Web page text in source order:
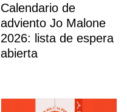
Calendario de
adviento Jo Malone
2026: lista de espera
abierta